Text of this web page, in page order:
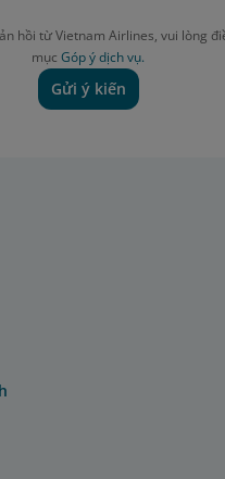
hồi từ Vietnam Airlines, vui lòng
mục Góp ý dịch vụ.
Gửi ý kiến